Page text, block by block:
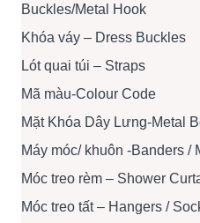
Buckles/Metal Hook
Khóa váy – Dress Buckles
Lót quai túi – Straps
Mã màu-Colour Code
Mặt Khóa Dây Lưng-Metal
Máy móc/ khuôn -Banders /
Móc treo rèm – Shower
Móc treo tất – Hangers /